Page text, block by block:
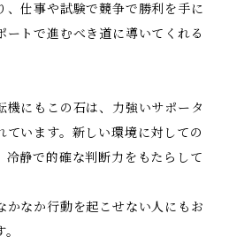
、仕事や試験で競争で勝利を手に
ートで進むべき道に導いてくれる
機にもこの石は、力強いサポータ
ています。新しい環境に対しての
冷静で的確な判断力をもたらして
かなか行動を起こせない人にもお